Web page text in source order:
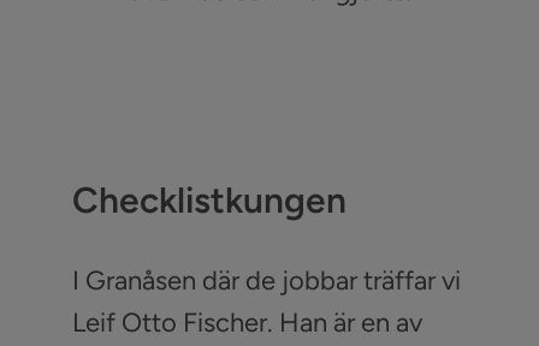
Checklistkungen
I Granåsen där de jobbar träffar vi
Leif Otto Fischer. Han är en av